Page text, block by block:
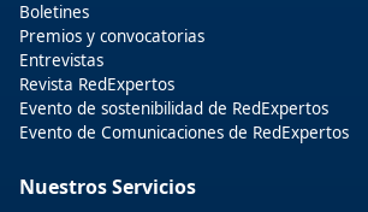
Boletines
Premios y convocatorias
Entrevistas
Revista RedExpertos
Evento de sostenibilidad de RedExpertos
Evento de Comunicaciones de RedExpertos
Nuestros Servicios